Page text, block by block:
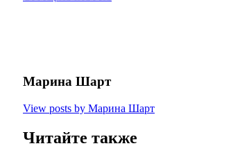
Марина Шарт
View posts by Марина Шарт
Читайте также